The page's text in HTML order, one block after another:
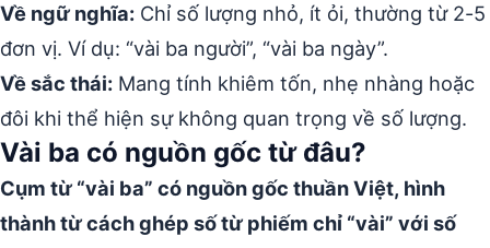
Về ngữ nghĩa: Chỉ số lượng nhỏ, ít ỏi, thường từ 2-5
đơn vị. Ví dụ: “vài ba người”, “vài ba ngày”.
Về sắc thái: Mang tính khiêm tốn, nhẹ nhàng hoặc
đôi khi thể hiện sự không quan trọng về số lượng.
Vài ba có nguồn gốc từ đâu?
Cụm từ “vài ba” có nguồn gốc thuần Việt, hình
thành từ cách ghép số từ phiếm chỉ “vài” với số